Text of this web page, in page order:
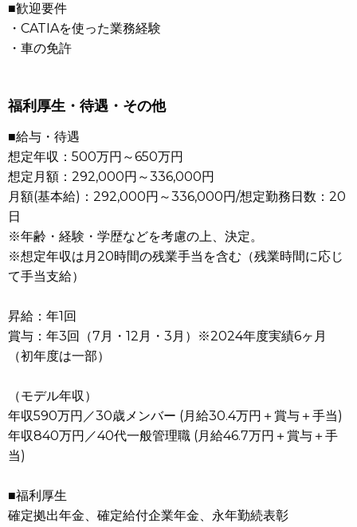
■歓迎要件
・CATIAを使った業務経験
・車の免許
福利厚生・待遇・その他
■給与・待遇
想定年収：500万円～650万円
想定月額：292,000円～336,000円
月額(基本給)：292,000円～336,000円/想定勤務日数：20
日
※年齢・経験・学歴などを考慮の上、決定。
※想定年収は月20時間の残業手当を含む（残業時間に応じ
て手当支給）
昇給：年1回
賞与：年3回（7月・12月・3月）※2024年度実績6ヶ月
（初年度は一部）
（モデル年収）
年収590万円／30歳メンバー (月給30.4万円＋賞与＋手当)
年収840万円／40代一般管理職 (月給46.7万円＋賞与＋手
当)
■福利厚生
確定拠出年金、確定給付企業年金、永年勤続表彰